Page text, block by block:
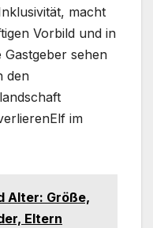
macht
Vorbild und in
sehen
den
im
Alter: Größe,
Eltern